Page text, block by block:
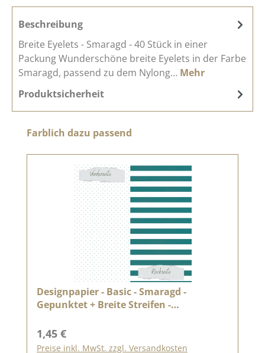
Beschreibung
Breite Eyelets - Smaragd - 40 Stück in einer
Packung Wunderschöne breite Eyelets in der Farbe
Smaragd, passend zu dem Nylong… Mehr
Produktsicherheit
Produktgalerie überspringen
Farblich dazu passend
Designpapier - Basic - Smaragd -
Gepunktet + Breite Streifen -
Regulärer Preis:
1,45 €
Preise inkl. MwSt. zzgl. Versandkosten